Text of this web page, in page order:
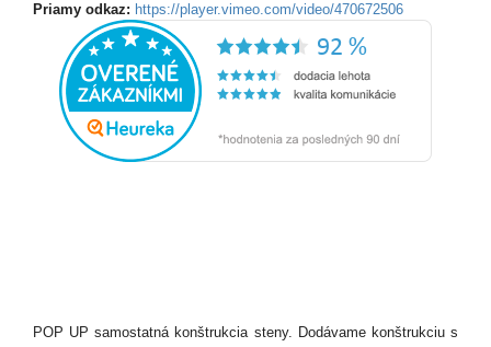
Priamy odkaz: https://player.vimeo.com/video/470672506
POP UP samostatná konštrukcia steny. Dodávame konštrukciu s